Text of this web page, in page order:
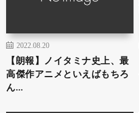
2022.08.20
【朗報】ノイタミナ史上、最
高傑作アニメといえばもちろ
ん…